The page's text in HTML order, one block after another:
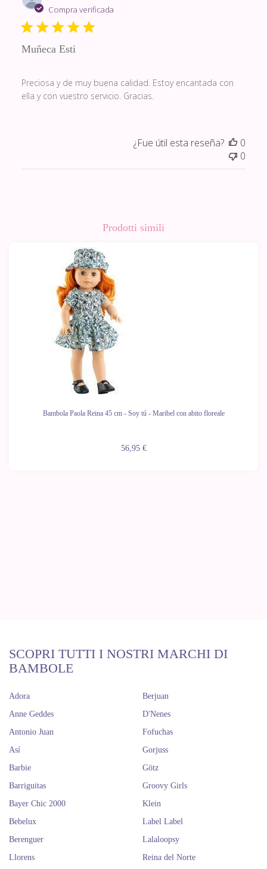
Compra verificada
Muñeca Esti
Preciosa y de muy buena calidad. Estoy encantada con
ella y con vuestro servicio. Gracias.
¿Fue útil esta reseña?
0
0
Prodotti simili
Bambola Paola Reina 45 cm - Soy tú - Maribel con abito floreale
56,95 €
SCOPRI TUTTI I NOSTRI MARCHI DI
BAMBOLE
Adora
Anne Geddes
Antonio Juan
Así
Barbie
Barriguitas
Bayer Chic 2000
Bebelux
Berenguer
Berjuan
D'Nenes
Fofuchas
Gorjuss
Götz
Groovy Girls
Klein
Label Label
Lalaloopsy
Llorens
Reina del Norte